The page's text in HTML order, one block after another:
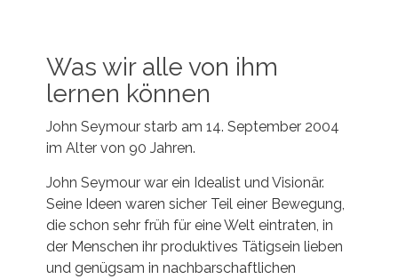
Was wir alle von ihm
lernen können
John Seymour starb am 14. September 2004
im Alter von 90 Jahren.
John Seymour war ein Idealist und Visionär.
Seine Ideen waren sicher Teil einer Bewegung,
die schon sehr früh für eine Welt eintraten, in
der Menschen ihr produktives Tätigsein lieben
und genügsam in nachbarschaftlichen